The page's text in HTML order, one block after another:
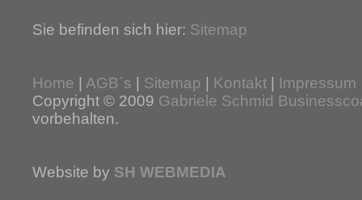
Sie befinden sich hier: Sitemap
Home AGB´s Sitemap Kontakt
Impressum
Copyright © 2009 Gabriele Schmid
vorbehalten.
Website by SH WEBMEDIA